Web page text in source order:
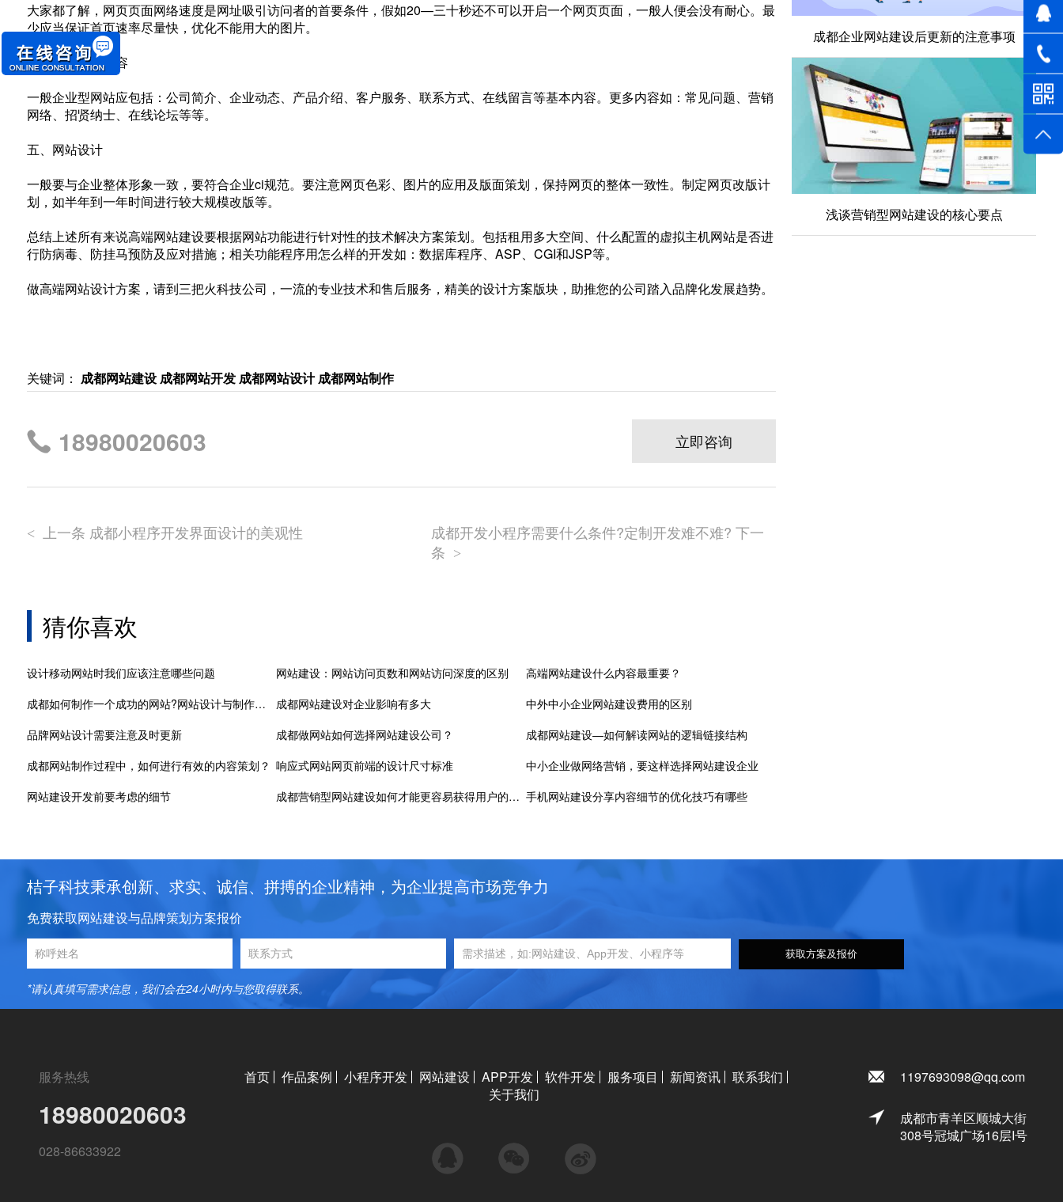
大家都了解，网页页面网络速度是网址吸引访问者的首要条件，假如20—三十秒还不可以开启一个网页页面，一般人便会没有耐心。最
少应当保证首页速率尽量快，优化不能用大的图片。
四、整合文章内容
一般企业型网站应包括：公司简介、企业动态、产品介绍、客户服务、联系方式、在线留言等基本内容。更多内容如：常见问题、营销
网络、招贤纳士、在线论坛等等。
五、网站设计
一般要与企业整体形象一致，要符合企业ci规范。要注意网页色彩、图片的应用及版面策划，保持网页的整体一致性。制定网页改版计
划，如半年到一年时间进行较大规模改版等。
总结上述所有来说高端网站建设要根据网站功能进行针对性的技术解决方案策划。包括租用多大空间、什么配置的虚拟主机网站是否进
行防病毒、防挂马预防及应对措施；相关功能程序用怎么样的开发如：数据库程序、ASP、CGI和JSP等。
做高端网站设计方案，请到三把火科技公司，一流的专业技术和售后服务，精美的设计方案版块，助推您的公司踏入品牌化发展趋势。
关键词： 成都网站建设成都网站开发成都网站设计成都网站制作
18980020603 立即咨询
< 上一条 成都小程序开发界面设计的美观性
成都开发小程序需要什么条件?定制开发难不难? 下一
条 >
猜你喜欢
设计移动网站时我们应该注意哪些问题 网站建设：网站访问页数和网站访问深度的区别
高端网站建设什么内容最重要？
成都如何制作一个成功的网站?网站设计与制作的详细步骤介绍
成都网站建设对企业影响有多大
中外中小企业网站建设费用的区别
品牌网站设计需要注意及时更新
成都做网站如何选择网站建设公司？
成都网站建设—如何解读网站的逻辑链接结构
成都网站制作过程中，如何进行有效的内容策划？ 响应式网站网页前端的设计尺寸标准
中小企业做网络营销，要这样选择网站建设企业
网站建设开发前要考虑的细节
成都营销型网站建设如何才能更容易获得用户的认可 手机网站建设分享内容细节的优化技巧有哪些
成都企业网站建设后更新的注意事项
浅谈营销型网站建设的核心要点
桔子科技秉承创新、求实、诚信、拼搏的企业精神，为企业提高市场竞争力
免费获取网站建设与品牌策划方案报价
获取方案及报价
*请认真填写需求信息，我们会在24小时内与您取得联系。
服务热线
18980020603
028-86633922
首页 作品案例 小程序开发 网站建设 APP开发 软件开发 服务项目 新闻资讯
联系我们
关于我们
QQ 微信 微博
1197693098@qq.com
成都市青羊区顺城大街
308号冠城广场16层I号